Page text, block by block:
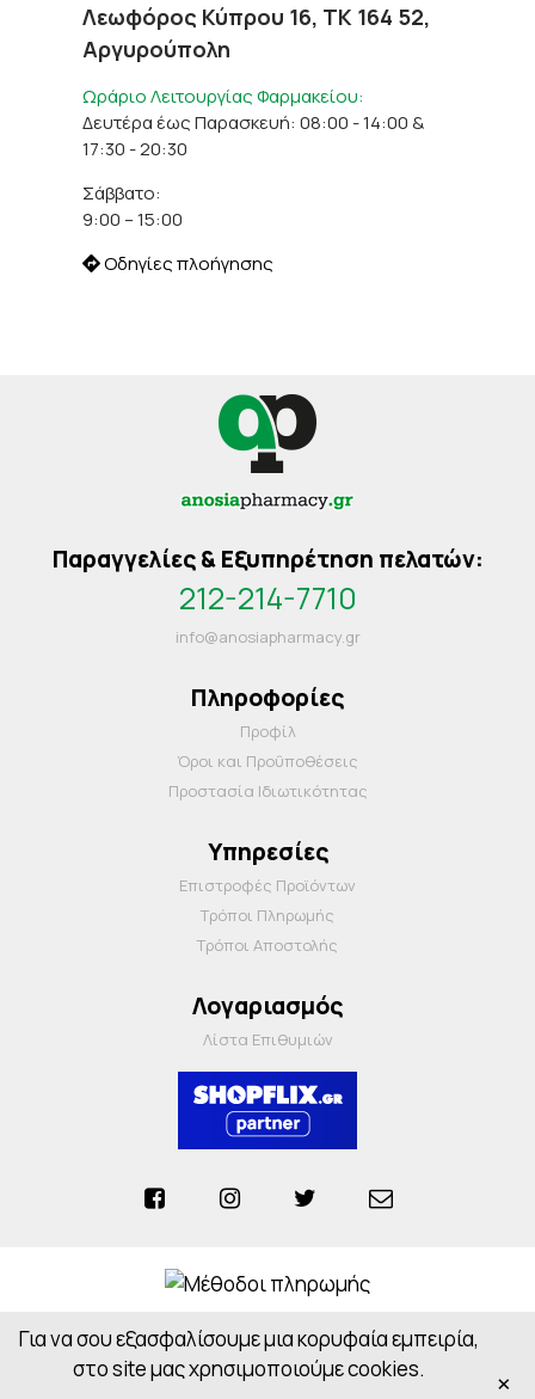
Λεωφόρος Κύπρου 16, ΤΚ 164 52,
Αργυρούπολη
Ωράριο Λειτουργίας Φαρμακείου:
Δευτέρα έως Παρασκευή: 08:00 - 14:00 &
17:30 - 20:30
Σάββατο:
9:00 – 15:00
Οδηγίες πλοήγησης
Παραγγελίες & Εξυπηρέτηση πελατών:
212-214-7710
info@anosiapharmacy.gr
Πληροφορίες
Προφίλ
Όροι και Προΰποθέσεις
Προστασία Ιδιωτικότητας
Υπηρεσίες
Επιστροφές Προϊόντων
Τρόποι Πληρωμής
Τρόποι Αποστολής
Λογαριασμός
Λίστα Επιθυμιών
Anosiapharmacy © 2026 - All Rights Reserved
Powered byCloudOn
Για να σου εξασφαλίσουμε μια κορυφαία εμπειρία,
στο site μας χρησιμοποιούμε cookies.
×